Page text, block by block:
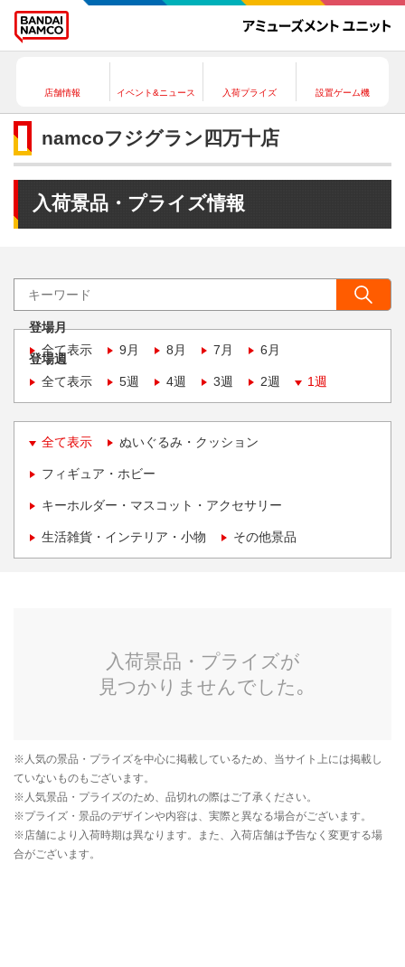
店舗情報 イベント&ニュース 入荷プライズ 設置ゲーム機
namcoフジグラン四万十店
入荷景品・プライズ情報
登場月
全て表示
9月 8月 7月 6月
登場週
全て表示
5週 4週 3週 2週 1週
全て表示 ぬいぐるみ・クッション
フィギュア・ホビー
キーホルダー・マスコット・アクセサリー
生活雑貨・インテリア・小物 その他景品